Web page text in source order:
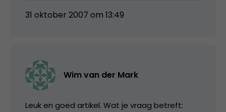
31 oktober 2007 om 13:49
Wim van der Mark
Leuk en goed artikel. Wat je vraag betreft: